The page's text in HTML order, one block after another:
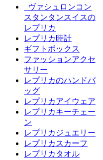
ヴァシュロンコン
スタンタンスイスの
レプリカ
レプリカ時計
ギフトボックス
ファッションアクセ
サリー
レプリカのハンドバ
ッグ
レプリカアイウェア
レプリカキーチェー
ン
レプリカジュエリー
レプリカスカーフ
レプリカタオル